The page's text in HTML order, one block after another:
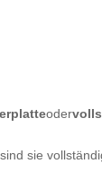
oder
, sind sie